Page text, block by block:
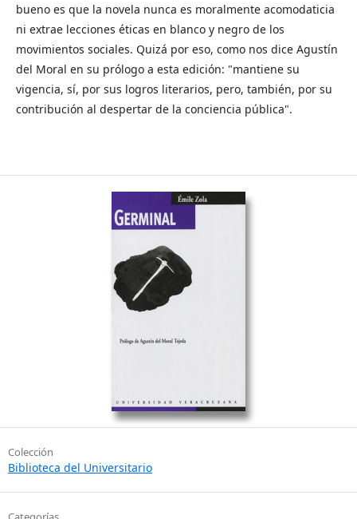
bueno es que la novela nunca es moralmente acomodaticia
ni extrae lecciones éticas en blanco y negro de los
movimientos sociales. Quizá por eso, como nos dice Agustín
del Moral en su prólogo a esta edición: "mantiene su
vigencia, sí, por sus logros literarios, pero, también, por su
contribución al despertar de la conciencia pública".
Colección
Biblioteca del Universitario